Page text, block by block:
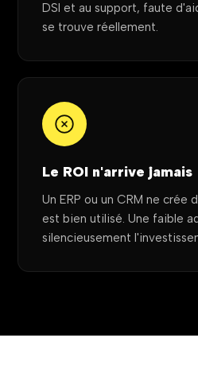
DSI et au support, faute
se trouve réellement.
Le ROI n'arrive jamais
Un ERP ou un CRM ne crée
est bien utilisé. Une faible
silencieusement